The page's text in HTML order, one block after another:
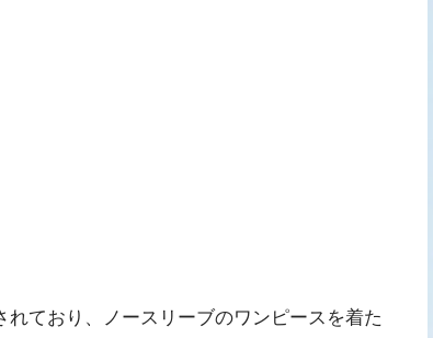
ており、ノースリーブのワンピースを着た